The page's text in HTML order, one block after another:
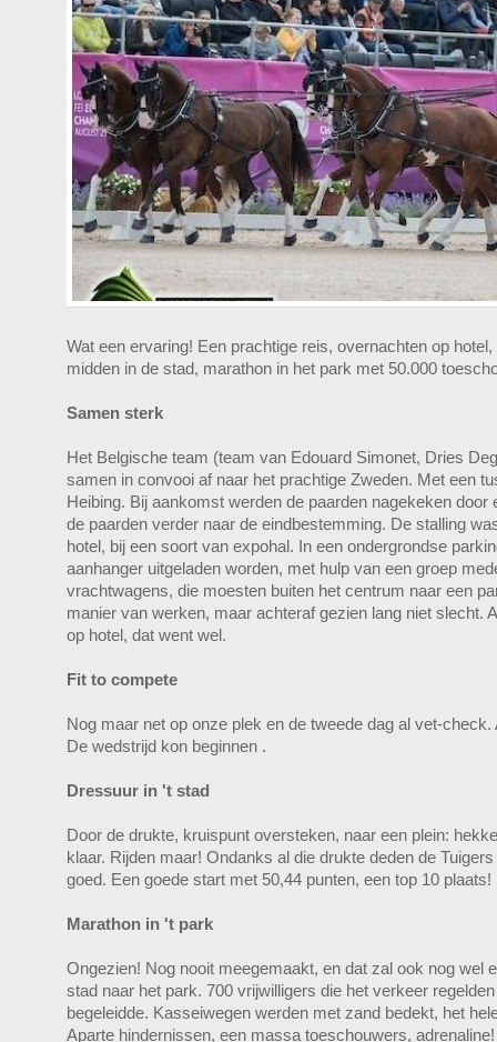
Wat een ervaring! Een prachtige reis, overnachten op
midden in de stad, marathon in het park met 50.000
Samen sterk
Het Belgische team (team van Edouard Simonet, Dries
samen in convooi af naar het prachtige Zweden. Met een
Heibing. Bij aankomst werden de paarden nagekeken
de paarden verder naar de eindbestemming. De stalling
hotel, bij een soort van expohal. In een ondergrondse
aanhanger uitgeladen worden, met hulp van een groep
vrachtwagens, die moesten buiten het centrum naar een
manier van werken, maar achteraf gezien lang niet slecht.
op hotel, dat went wel.
Fit to compete
Nog maar net op onze plek en de tweede dag al vet-
De wedstrijd kon beginnen .
Dressuur in 't stad
Door de drukte, kruispunt oversteken, naar een plein:
klaar. Rijden maar! Ondanks al die drukte deden de
goed. Een goede start met 50,44 punten, een top 10 plaats!
Marathon in 't park
Ongezien! Nog nooit meegemaakt, en dat zal ook nog wel
stad naar het park. 700 vrijwilligers die het verkeer
begeleidde. Kasseiwegen werden met zand bedekt, het
Aparte hindernissen, een massa toeschouwers, adrenaline!